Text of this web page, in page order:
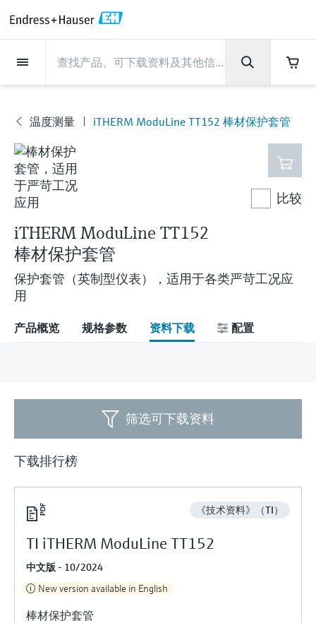
现场仪表
流量
物位测量
液体分析
温度测量
压力测量
系统产品
光学分析
通过产品筛选，选择测量仪表
系统组件。
Applicator 选型和计算软件
通过应用参数查找、选择并配置产品
流量
电磁流量计
科里奥利质量流量计
超声波流量计
涡街流量计
热式质量流量计
Differential pressure flow
measurement
物位测量
雷达物位测量
Vibronic point level detection
导波雷达物位测量
超声波物位测量
电容物位测量
静压液位测量
Conductive level measurement
阻旋料位开关
伺服液位测量
机电式物位测量
微波限位栅物位测量
Level measurement with pressure
液体分析
pH电极和变送器
电导率传感器和变送器
浊度传感器和变送器
氯传感器和变送器
溶解氧传感器和变送器
实验室检测仪表和便携式pH计
全自动水质采样仪
ORP电极和变送器
污泥界面传感器和变送器
营养盐分析仪和传感器
金属分析仪
光度计
微波传输测量原理
温度测量
温度变送器
工业温度计
保护套管
高温型温度计
卫生型温度计
紧凑型温度计
温度开关
多点温度计
选购全部
压力测量
绝压和表压测量
差压测量
选购全部
系统产品
数据管理仪&数据记录仪
过程测控仪
电源和安全栅
WirelessHART解决方案
网关和调制解调器
设备配置用平板电脑
能量管理仪和应用管理仪
光学分析
TDLAS和QF分析仪
拉曼光谱分析仪
排放监测解决方案
颗粒测量设备
数字分析仪解决方案
过程气体分析仪
空气质量测量装置
超高探测器
选购全部
Netilion IIoT
Netilion Value
Netilion Health
Netilion Analytics
Netilion Library
Netilion Inventory
Netilion Connect
Netilion Device Viewer
服务产品
Project and commissioning services
技术支持服务
仪表维护
仪表性能优化服务
View all
Project and commissioning
仪表调试服务
Industrial Project Management
技术支持服务
远程技术支持
远程资产监控
Process Instrumentation Courses
仪表维护
验证服务
现场仪表校准服务
预防性维护服务
Repair of measuring instruments
仪表性能优化服务
校准报告分析
优化校准间隔时间
动态现场仪表评价和分析服务
行业应用
食品与饮料
水务和环境：保护 —— 节约 —— 提高
石油与天然气：促进能源转型，实
生命科学：创新技术助推卓越运营
化工：深化合作，助推可持续成功
电力与能源
公用工程：可靠使用蒸汽
工业领域的可持续发展解决方案
数字化驱动流程工业转型升级
决策级过程透明度，赋能卓越运营
支持
快速获取服务支持！
位服务，与您相伴前行
下载区
搜索和下载技术手册, 宣传资料, 出版物, 软
学习
学习中心
的指导课程与资源，随时随地提升技能。
公司
Endress+Hauser集团
生产中心
集团实力
客户案例
新闻与案例
活动和培训
您的Endress+Hauser职业生涯
Endress+Hauser集团
公司概况
Endress+Hauser在中国
恩德斯豪斯科技中国
财务业绩
集团管理层
发展历程
文化与价值观
生产中心
物位和压力测量
Endress+Hauser流量
Endress+Hauser 液体分析
温度+系统产品
Endress+Hauser 数字解决方案
Endress+Hauser 光学分析
Endress+Hauser SICK
集团实力
过程安全性
网络安全性
过程自动化项目流程
My Endress+Hauser
建立电子采购流程，从容应对未来
需求
新闻与案例
新闻与案例总览
所有文章
新闻稿
事实速览
媒体活动
活动和培训
培训
研讨会
展览会
在线研讨会和回放
峰会
线下活动
查找市场活动及培训
您的Endress+Hauser职业生
Explore open positions
在Endress+Hauser工作
更多工作机会
德国耶拿分析仪器公司的工作机会
IST创新传感器技术公司的工作机
会
场
仪
表
温度测量 iTHERM ModuLine TT152 棒材保护套管
iTHERM ModuLine TT152
棒材保护套管
保护套管（英制型仪表），适用于各类严苛工况应
用
比较
产品概览 规格参数 资料下载 配置
筛选可下载资料
下载排行榜
《技术资料》（TI）
TI iTHERM ModuLine TT152
中文版 - 10/2024
New version available in English
棒材保护套管